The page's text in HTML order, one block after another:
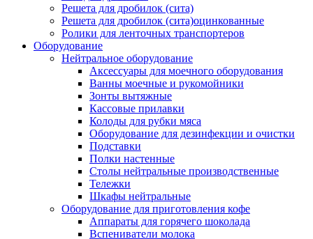
Решета для дробилок (сита)
Решета для дробилок (сита)оцинкованные
Ролики для ленточных транспортеров
Оборудование
Нейтральное оборудование
Аксессуары для моечного оборудования
Ванны моечные и рукомойники
Зонты вытяжные
Кассовые прилавки
Колоды для рубки мяса
Оборудование для дезинфекции и очистки
Подставки
Полки настенные
Столы нейтральные производственные
Тележки
Шкафы нейтральные
Оборудование для приготовления кофе
Аппараты для горячего шоколада
Вспениватели молока